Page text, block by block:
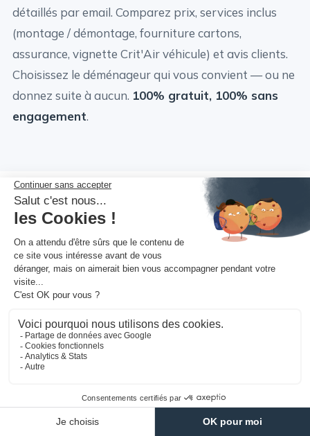
détaillés par email. Comparez prix, services inclus
(montage / démontage, fourniture cartons,
assurance, vignette Crit'Air véhicule) et avis clients.
Choisissez le déménageur qui vous convient — ou ne
donnez suite à aucun. 100% gratuit, 100% sans
engagement.
CALENDRIER
Quand déménager à Nanterre
? Calendrier 2026 optimisé
Le mois et la semaine choisis peuvent faire varier
s'étale surjuin à septembre
professionnelles à La Défense (août-septembre) et
basse saison hivernale offre les meilleurs tarifs et un
service plus attentif.